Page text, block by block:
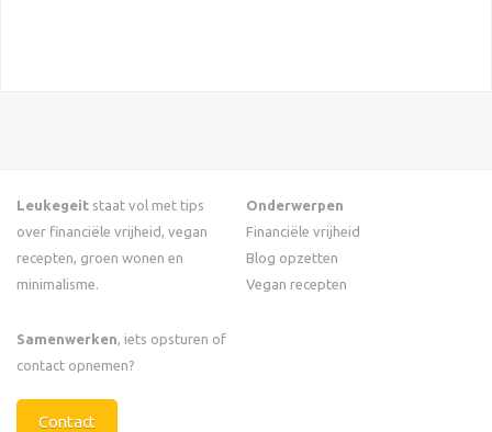
Leukegeit staat vol met tips
over financiële vrijheid, vegan
recepten, groen wonen en
minimalisme.
Samenwerken, iets opsturen of
contact opnemen?
Contact
Onderwerpen
Financiële vrijheid
Blog opzetten
Vegan recepten